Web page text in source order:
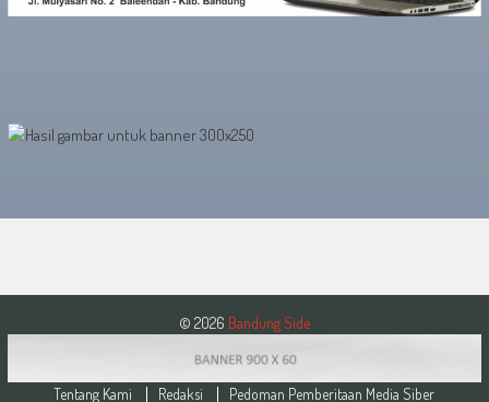
© 2026 Bandung Side
Tentang Kami Redaksi Pedoman Pemberitaan Media Siber